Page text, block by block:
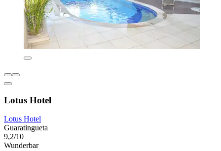
Lotus Hotel
Lotus Hotel
Guaratingueta
9,2/10
Wunderbar